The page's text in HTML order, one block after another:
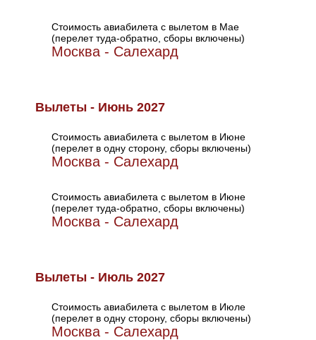
Стоимость авиабилета с вылетом в Мае
(перелет туда-обратно, сборы включены)
Москва - Салехард
Вылеты - Июнь 2027
Стоимость авиабилета с вылетом в Июне
(перелет в одну сторону, сборы включены)
Москва - Салехард
Стоимость авиабилета с вылетом в Июне
(перелет туда-обратно, сборы включены)
Москва - Салехард
Вылеты - Июль 2027
Стоимость авиабилета с вылетом в Июле
(перелет в одну сторону, сборы включены)
Москва - Салехард